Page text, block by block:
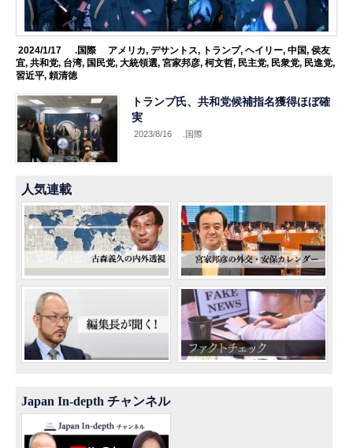
2024/1/17 .国際 アメリカ, デサントス, トランプ, ヘイリー, 中国, 侯友
宜,共和党, 台湾, 国民党,大統領選,宮家邦彦,柯文哲, 民主党, 民衆党, 民進党,
習近平,頼清徳
トランプ氏、共和党候補指名獲得ほぼ確
実
2023/8/16 .国際
人気連載
Japan In-depth チャンネル